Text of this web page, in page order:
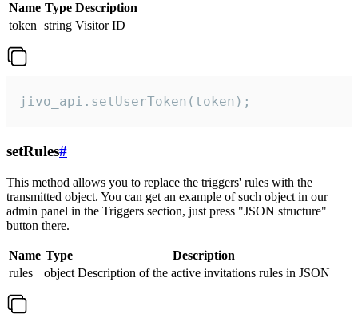
Name Type Description
token string Visitor ID
jivo_api.setUserToken(token);
setRules#
This method allows you to replace the triggers' rules with the
transmitted object. You can get an example of such object in our
admin panel in the Triggers section, just press "JSON structure"
button there.
Name Type
Description
rules
object Description of the active invitations rules in JSON